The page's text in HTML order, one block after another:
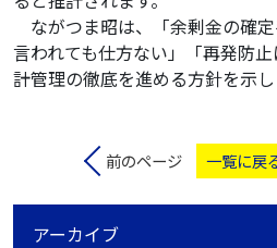
ながつま昭は、「余剰金の確
言われても仕方ない」「再発防
計管理の徹底を進める方針を示し
前のページ 一覧に戻
アーカイブ